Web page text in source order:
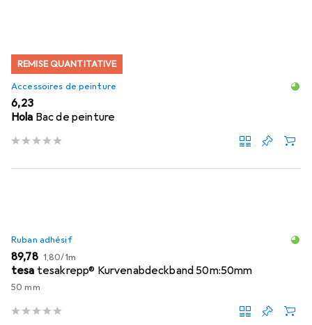
REMISE QUANTITATIVE
Accessoires de peinture
EUR
6,23
Hola Bac de peinture
Ruban adhésif
EUR
89,78 EUR
1,80/1m
tesa tesakrepp® Kurvenabdeckband 50m:50mm
50 mm